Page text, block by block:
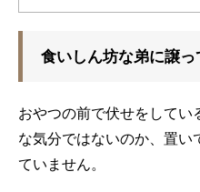
食いしん坊な弟に譲
おやつの前で伏せをしてい
な気分ではないのか、置い
ていません。